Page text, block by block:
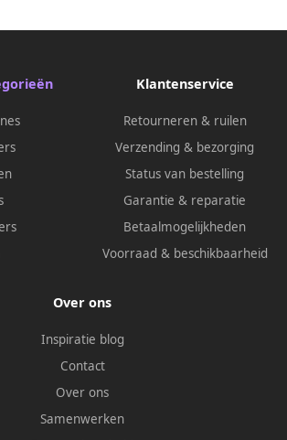
Klantenservice
Retourneren & ruilen
Verzending & bezorging
Status van bestelling
Garantie & reparatie
Betaalmogelijkheden
Voorraad & beschikbaarheid
Over ons
Inspiratie blog
Contact
Over ons
Samenwerken